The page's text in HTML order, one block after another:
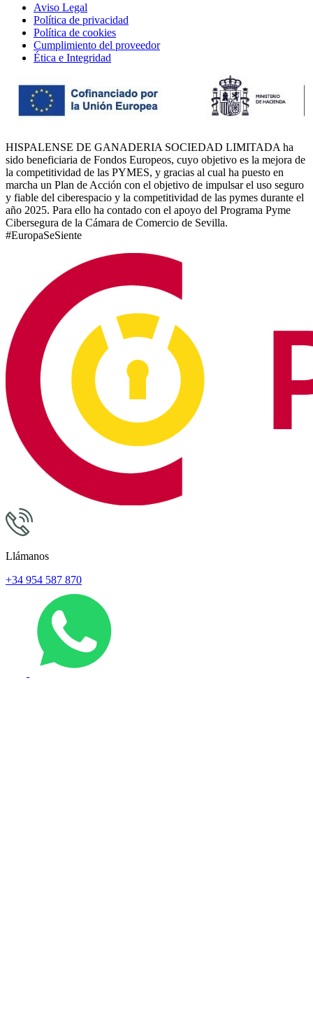
Aviso Legal
Política de privacidad
Política de cookies
Cumplimiento del proveedor
Ética e Integridad
HISPALENSE DE GANADERIA SOCIEDAD LIMITADA ha
sido beneficiaria de Fondos Europeos, cuyo objetivo es la mejora de
la competitividad de las PYMES, y gracias al cual ha puesto en
marcha un Plan de Acción con el objetivo de impulsar el uso seguro
y fiable del ciberespacio y la competitividad de las pymes durante el
año 2025. Para ello ha contado con el apoyo del Programa Pyme
Cibersegura de la Cámara de Comercio de Sevilla.
#EuropaSeSiente
Llámanos
+34 954 587 870